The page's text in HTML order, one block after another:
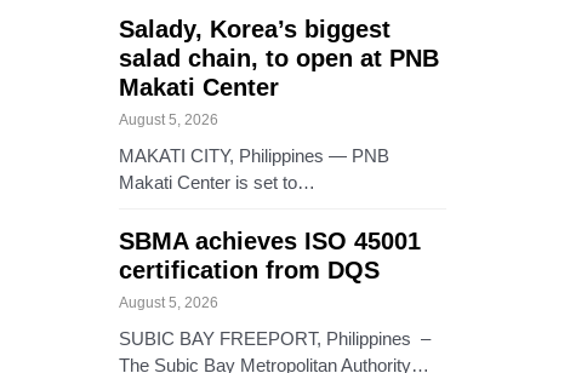
Salady, Korea’s biggest
salad chain, to open at PNB
Makati Center
August 5, 2026
MAKATI CITY, Philippines — PNB
Makati Center is set to…
SBMA achieves ISO 45001
certification from DQS
August 5, 2026
SUBIC BAY FREEPORT, Philippines –
The Subic Bay Metropolitan Authority…